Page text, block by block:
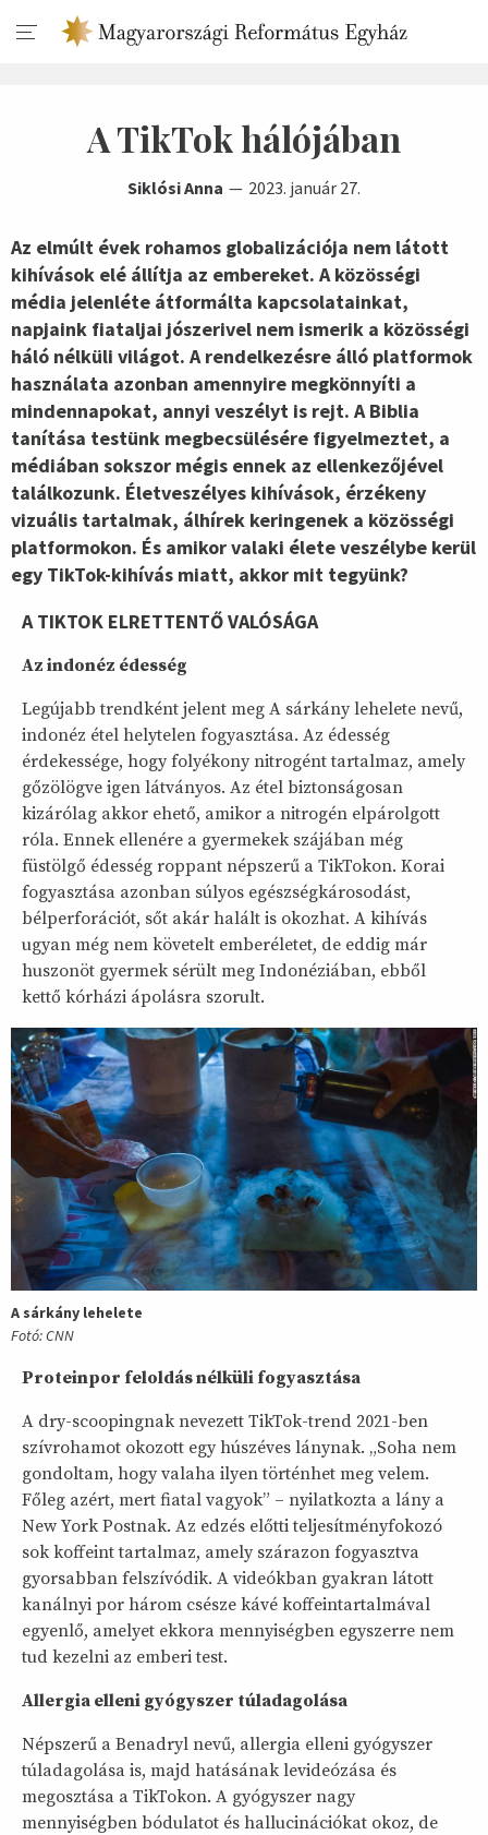
A TikTok hálójában
Siklósi Anna 2023. január 27.
Az elmúlt évek rohamos globalizációja nem látott
kihívások elé állítja az embereket. A közösségi
média jelenléte átformálta kapcsolatainkat,
napjaink fiataljai jószerivel nem ismerik a közösségi
háló nélküli világot. A rendelkezésre álló platformok
használata azonban amennyire megkönnyíti a
mindennapokat, annyi veszélyt is rejt. A Biblia
tanítása testünk megbecsülésére figyelmeztet, a
médiában sokszor mégis ennek az ellenkezőjével
találkozunk. Életveszélyes kihívások, érzékeny
vizuális tartalmak, álhírek keringenek a közösségi
platformokon. És amikor valaki élete veszélybe kerül
egy TikTok-kihívás miatt, akkor mit tegyünk?
A TIKTOK ELRETTENTŐ VALÓSÁGA
Az indonéz édesség
Legújabb trendként jelent meg A sárkány lehelete nevű,
indonéz étel helytelen fogyasztása. Az édesség
érdekessége, hogy folyékony nitrogént tartalmaz, amely
gőzölögve igen látványos. Az étel biztonságosan
kizárólag akkor ehető, amikor a nitrogén elpárolgott
róla. Ennek ellenére a gyermekek szájában még
füstölgő édesség roppant népszerű a TikTokon. Korai
fogyasztása azonban súlyos egészségkárosodást,
bélperforációt, sőt akár halált is okozhat. A kihívás
ugyan még nem követelt emberéletet, de eddig már
huszonöt gyermek sérült meg Indonéziában, ebből
kettő kórházi ápolásra szorult.
A sárkány lehelete
Fotó: CNN
Proteinpor feloldás nélküli fogyasztása
A dry-scoopingnak nevezett TikTok-trend 2021-ben
szívrohamot okozott egy húszéves lánynak. „Soha nem
gondoltam, hogy valaha ilyen történhet meg velem.
Főleg azért, mert fiatal vagyok” – nyilatkozta a lány a
New York Postnak. Az edzés előtti teljesítményfokozó
sok koffeint tartalmaz, amely szárazon fogyasztva
gyorsabban felszívódik. A videókban gyakran látott
kanálnyi por három csésze kávé koffeintartalmával
egyenlő, amelyet ekkora mennyiségben egyszerre nem
tud kezelni az emberi test.
Allergia elleni gyógyszer túladagolása
Népszerű a Benadryl nevű, allergia elleni gyógyszer
túladagolása is, majd hatásának levideózása és
megosztása a TikTokon. A gyógyszer nagy
mennyiségben bódulatot és hallucinációkat okoz, de